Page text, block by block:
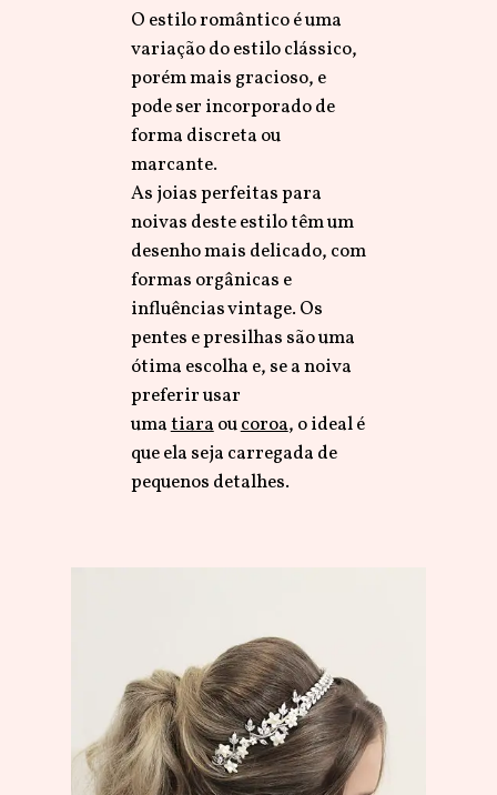
O estilo romântico é uma
variação do estilo clássico,
porém mais gracioso, e
pode ser incorporado de
forma discreta ou
marcante.
As joias perfeitas para
noivas deste estilo têm um
desenho mais delicado, com
formas orgânicas e
influências vintage. Os
pentes e presilhas são uma
ótima escolha e, se a noiva
preferir usar
umatiaraoucoroa, o ideal é
que ela seja carregada de
pequenos detalhes.